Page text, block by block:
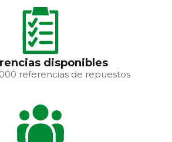
disponibles
referencias de repuestos